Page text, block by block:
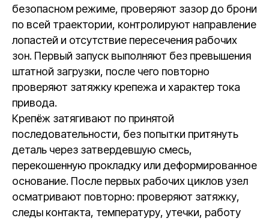
безопасном режиме, проверяют зазор до брони
по всей траектории, контролируют направление
лопастей и отсутствие пересечения рабочих
зон. Первый запуск выполняют без превышения
штатной загрузки, после чего повторно
проверяют затяжку крепежа и характер тока
привода.
Крепёж затягивают по принятой
последовательности, без попытки притянуть
деталь через затвердевшую смесь,
перекошенную прокладку или деформированное
основание. После первых рабочих циклов узел
осматривают повторно: проверяют затяжку,
следы контакта, температуру, утечки, работу